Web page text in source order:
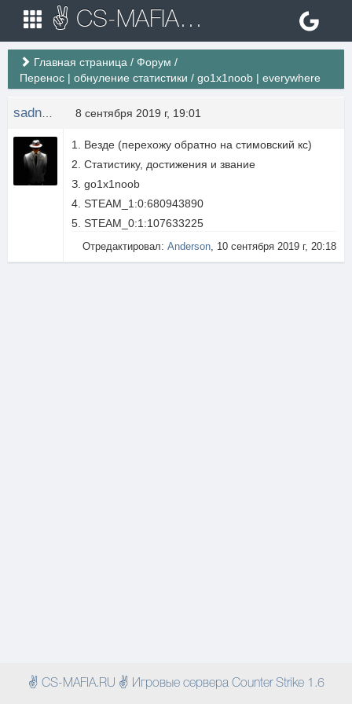
✌ CS-MAFIA.RU ✌ Игровые сервера Counter Strike 1.6
Главная страница / Форум /
Перенос | обнуление статистики / go1x1noob | everywhere
8 сентября 2019 г, 19:01
1. Везде (перехожу обратно на стимовский кс)
2. Статистику, достижения и звание
З. go1x1noob
4. STEAM_1:0:680943890
5. STEAM_0:1:107633225
Отредактировал: Anderson, 10 сентября 2019 г, 20:18
✌ CS-MAFIA.RU ✌ Игровые сервера Counter Strike 1.6